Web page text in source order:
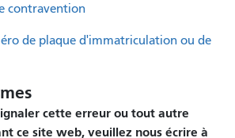
contravention
de plaque d'immatriculation ou de
cette erreur ou tout autre
ce site web, veuillez nous écrire à